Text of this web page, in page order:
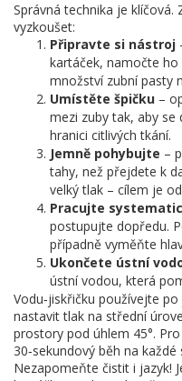
Správná technika je
vyzkoušet:
Připravte si nástroj
kartáček, namočte
množství zubní pasty
Umístěte špičku –
mezi zuby tak, aby se
hranici citlivých tkání.
Jemně pohybujte –
tahy, než přejdete k
velký tlak – cílem je
Pracujte
postupujte dopředu.
případně vyměňte
Ukončete ústní
ústní vodou, která
Vodu‑jiskřičku používejte
nastavit tlak na střední
prostory pod úhlem 45°.
30‑sekundový běh na každé
Nezapomeňte čistit i jazyk!